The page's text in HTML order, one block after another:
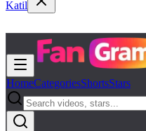
Katil
HomeCategoriesShortsStars